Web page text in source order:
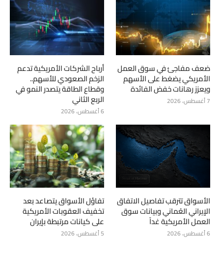
ضعف مفاجئ في سوق العمل
الأمريكي يضغط على الأسهم
ويعزز رهانات خفض الفائدة
7 أغسطس، 2026
أرباح الشركات الأمريكية تدعم
الزخم الصعودي للأسهم..
وقطاع الطاقة يتصدر النمو في
الربع الثاني
6 أغسطس، 2026
الأسواق تترقب تفاصيل الاتفاق
الإيراني العُماني وبيانات سوق
العمل الأمريكية غداً
6 أغسطس، 2026
تفاؤل الأسواق يتصاعد بعد
تخفيف العقوبات الأمريكية
على كيانات مرتبطة بإيران
5 أغسطس، 2026